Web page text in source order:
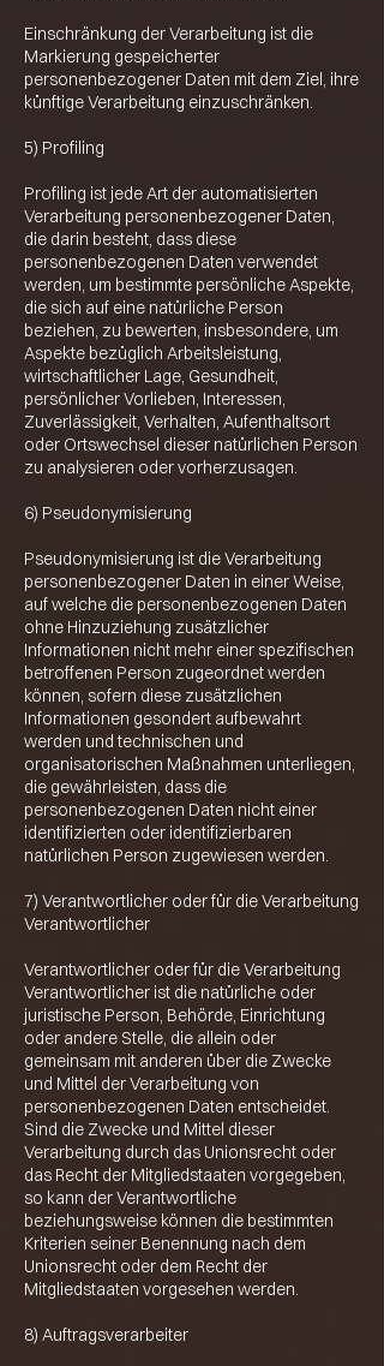
Einschränkung der Verarbeitung ist die
Markierung gespeicherter
personenbezogener Daten mit dem Ziel, ihre
künftige Verarbeitung einzuschränken.
5) Profiling
Profiling ist jede Art der automatisierten
Verarbeitung personenbezogener Daten,
die darin besteht, dass diese
personenbezogenen Daten verwendet
werden, um bestimmte persönliche Aspekte,
die sich auf eine natürliche Person
beziehen, zu bewerten, insbesondere, um
Aspekte bezüglich Arbeitsleistung,
wirtschaftlicher Lage, Gesundheit,
persönlicher Vorlieben, Interessen,
Zuverlässigkeit, Verhalten, Aufenthaltsort
oder Ortswechsel dieser natürlichen Person
zu analysieren oder vorherzusagen.
6) Pseudonymisierung
Pseudonymisierung ist die Verarbeitung
personenbezogener Daten in einer Weise,
auf welche die personenbezogenen Daten
ohne Hinzuziehung zusätzlicher
Informationen nicht mehr einer spezifischen
betroffenen Person zugeordnet werden
können, sofern diese zusätzlichen
Informationen gesondert aufbewahrt
werden und technischen und
organisatorischen Maßnahmen unterliegen,
die gewährleisten, dass die
personenbezogenen Daten nicht einer
identifizierten oder identifizierbaren
natürlichen Person zugewiesen werden.
7) Verantwortlicher oder für die Verarbeitung
Verantwortlicher
Verantwortlicher oder für die Verarbeitung
Verantwortlicher ist die natürliche oder
juristische Person, Behörde, Einrichtung
oder andere Stelle, die allein oder
gemeinsam mit anderen über die Zwecke
und Mittel der Verarbeitung von
personenbezogenen Daten entscheidet.
Sind die Zwecke und Mittel dieser
Verarbeitung durch das Unionsrecht oder
das Recht der Mitgliedstaaten vorgegeben,
so kann der Verantwortliche
beziehungsweise können die bestimmten
Kriterien seiner Benennung nach dem
Unionsrecht oder dem Recht der
Mitgliedstaaten vorgesehen werden.
8) Auftragsverarbeiter